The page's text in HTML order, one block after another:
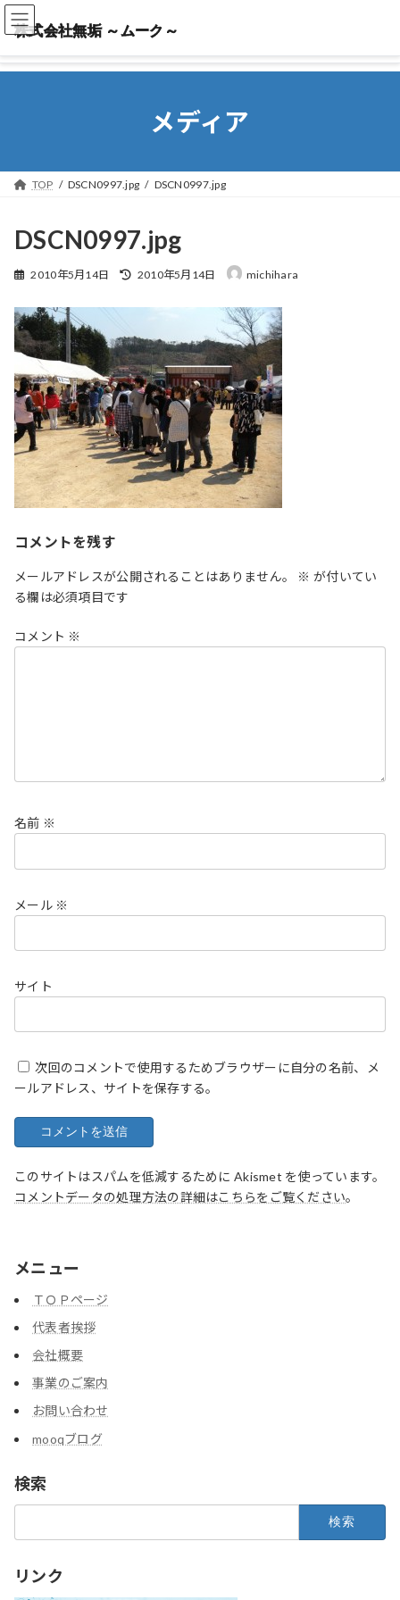
株式会社無垢 ～ムーク～
株式会社無垢 ～ムーク～
メディア
TOP DSCN0997.jpg DSCN0997.jpg
DSCN0997.jpg
2010年5月14日
最
日
時
:
2010年5月14日 michihara
コメントを残す
メールアドレスが公開されることはありません。 ※ が付いてい
る欄は必須項目です
コメント ※
名前 ※
メール ※
サイト
次回のコメントで使用するためブラウザーに自分の名前、メ
ールアドレス、サイトを保存する。
このサイトはスパムを低減するために Akismet を使っています。
コメントデータの処理方法の詳細はこちらをご覧ください。
メニュー
ＴＯＰページ
代表者挨拶
会社概要
事業のご案内
お問い合わせ
mooqブログ
検索
リンク